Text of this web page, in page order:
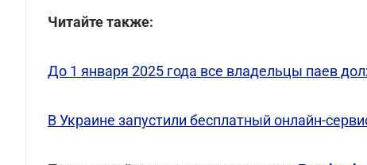
Читайте также:
До 1 января 2025 года все владельцы паев
В Украине запустили бесплатный онлайн-